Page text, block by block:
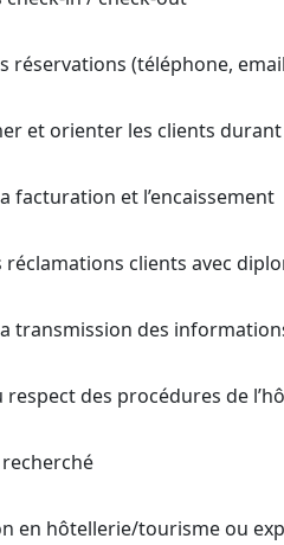
réservations (téléphone,
et orienter les clients
facturation et l’encaissement
réclamations clients avec
transmission des
respect des procédures de
en hôtellerie/tourisme ou